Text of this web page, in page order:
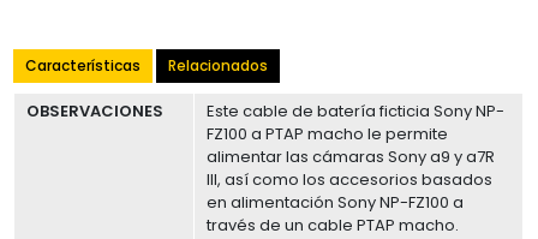
Características Relacionados
OBSERVACIONES
Este cable de batería ficticia Sony NP-
FZ100 a PTAP macho le permite
alimentar las cámaras Sony a9 y a7R
III, así como los accesorios basados
en alimentación Sony NP-FZ100 a
través de un cable PTAP macho.